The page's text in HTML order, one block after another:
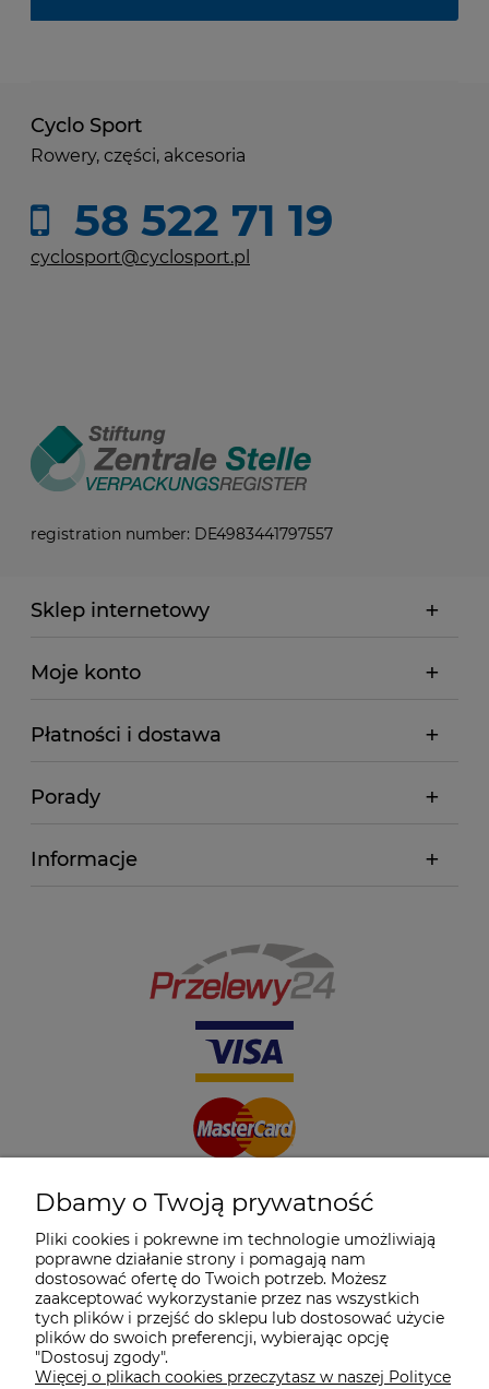
Cyclo Sport
Rowery, części, akcesoria
58 522 71 19
cyclosport@cyclosport.pl
registration number: DE4983441797557
Sklep internetowy
Moje konto
Płatności i dostawa
Porady
Informacje
Dbamy o Twoją prywatność
Pliki cookies i pokrewne im technologie umożliwiają
poprawne działanie strony i pomagają nam
dostosować ofertę do Twoich potrzeb. Możesz
zaakceptować wykorzystanie przez nas wszystkich
tych plików i przejść do sklepu lub dostosować użycie
plików do swoich preferencji, wybierając opcję
"Dostosuj zgody".
Więcej o plikach cookies przeczytasz w naszej Polityce